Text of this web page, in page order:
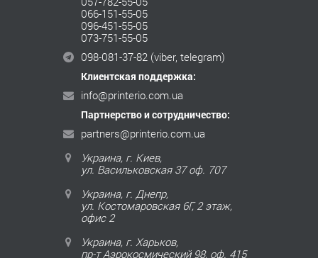
066-151-55-05
096-451-55-05
073-751-55-05
098-081-37-82 (viber, telegram)
Клиентская поддержка:
info@printerio.com.ua
Партнерство и сотрудничество:
partners@printerio.com.ua
Украина, г. Киев,
ул. Васильковская 37 оф. 707
Украина, г. Днепр,
ул. Костомаровская 6Г, 2 этаж,
офис 2
Украина, г. Харьков,
пр-т Аэрокосмический 98, оф. 415